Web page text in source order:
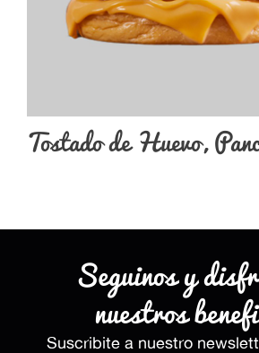
Tostado de Huevo,
Seguinos y
nuestros
Suscribite a nuestro